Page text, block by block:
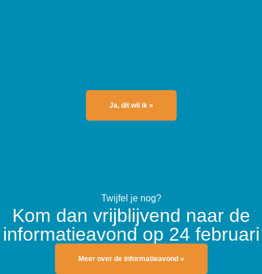
Ja, dit wil ik »
Twijfel je nog?
Kom dan vrijblijvend naar de
informatieavond op 24 februari
Meer over de informatieavond »